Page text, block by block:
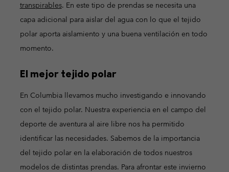
transpirables. En este tipo de prendas se necesita una
capa adicional para aislar del agua con lo que el tejido
polar aporta aislamiento y una buena ventilación en todo
momento.
El mejor tejido polar
En Columbia llevamos mucho investigando e innovando
con el tejido polar. Nuestra experiencia en el campo del
deporte de aventura al aire libre nos ha permitido
identificar las necesidades. Sabemos de la importancia
del tejido polar en la elaboración de todos nuestros
modelos de distintas prendas. Para afrontar este invierno